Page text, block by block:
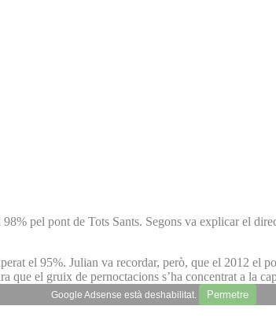
pel pont de Tots Sants. Segons va explicar el
el 95%. Julian va recordar, però, que el 2012 el
que el gruix de pernoctacions s’ha concentrat a la
Google Adsense està deshabilitat. Permetre